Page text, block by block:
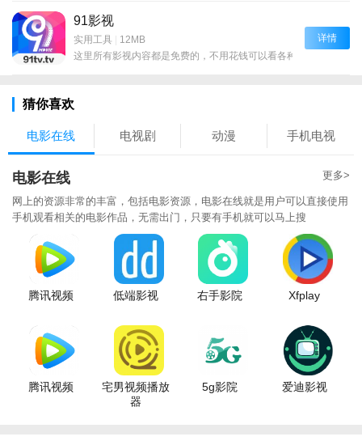
91影视
实用工具 | 12MB
这里所有影视内容都是免费的，不用花钱可以看各种大片！
详情
猜你喜欢
电影在线 电视剧 动漫 手机电视
电影在线 更多>
网上的资源非常的丰富，包括电影资源，电影在线就是用户可以直接使用
手机观看相关的电影作品，无需出门，只要有手机就可以马上搜
腾讯视频 低端影视 右手影院 Xfplay
腾讯视频
宅男视频播放
器
5g影院 爱迪影视